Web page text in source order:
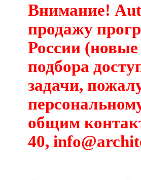
Внимание!
продажу
России
подбора
задачи,
общим
40,